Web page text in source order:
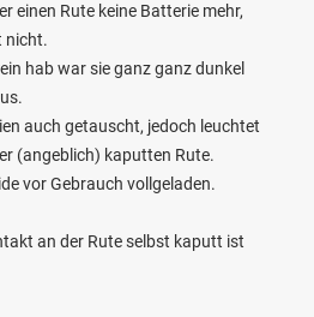
einen Rute keine Batterie mehr,
nicht.
hab war sie ganz ganz dunkel
auch getauscht, jedoch leuchtet
(angeblich) kaputten Rute.
vor Gebrauch vollgeladen.
an der Rute selbst kaputt ist